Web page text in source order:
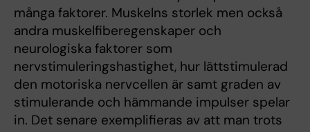
många faktorer. Muskelns storlek men också
andra muskelfiberegenskaper och
neurologiska faktorer som
nervstimuleringshastighet, hur lättstimulerad
den motoriska nervcellen är samt graden av
stimulerande och hämmande impulser spelar
in. Det senare exemplifieras av att man trots